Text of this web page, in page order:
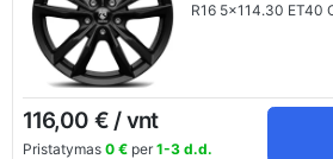
R16 5x114.30 ET40
116,00 € / vnt
Pristatymas 0 €per 1-3 d.d.